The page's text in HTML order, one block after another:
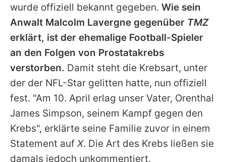
Impressum
Datenschutzerklärung
Nutzungsbedingungen
Utiq verwalten
wurde offiziell bekannt gegeben. Wie sein
Anwalt Malcolm Lavergne gegenüber TMZ
erklärt, ist der ehemalige Football-Spieler
an den Folgen von Prostatakrebs
verstorben. Damit steht die Krebsart, unter
der der NFL-Star gelitten hatte, nun offiziell
fest. "Am 10. April erlag unser Vater, Orenthal
James Simpson, seinem Kampf gegen den
Krebs", erklärte seine Familie zuvor in einem
Statement auf X. Die Art des Krebs ließen sie
damals jedoch unkommentiert.